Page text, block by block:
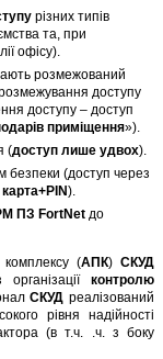
різних типів
та, при
офісу).
розмежований
доступу
доступу – доступ
приміщення»).
(доступ лише удвох).
безпеки (доступ через
карта+PIN).
ПЗ FortNet до
комплексу (АПК) СКУД
контролю
СКУД реалізований
рівня надійності
(в т.ч. .ч. з боку